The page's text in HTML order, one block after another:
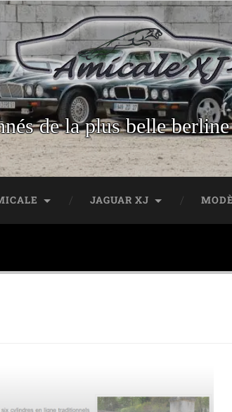
de la plus belle
JAGUAR XJ